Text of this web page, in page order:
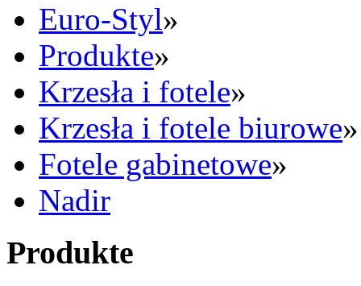
Euro-Styl»
Produkte»
Krzesła i fotele»
Krzesła i fotele biurowe»
Fotele gabinetowe»
Nadir
Produkte